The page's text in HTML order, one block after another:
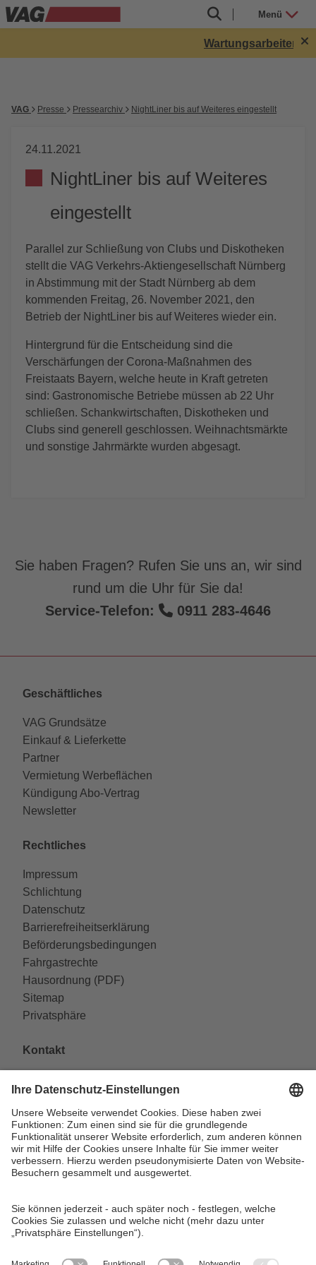
Menü
Wartungsarbeiten
VAG Presse Pressearchiv NightLiner bis auf Weiteres eingestellt
24.11.2021
NightLiner bis auf Weiteres
eingestellt
Parallel zur Schließung von Clubs und Diskotheken
stellt die VAG Verkehrs-Aktiengesellschaft Nürnberg
in Abstimmung mit der Stadt Nürnberg ab dem
kommenden Freitag, 26. November 2021, den
Betrieb der NightLiner bis auf Weiteres wieder ein.
Hintergrund für die Entscheidung sind die
Verschärfungen der Corona-Maßnahmen des
Freistaats Bayern, welche heute in Kraft getreten
sind: Gastronomische Betriebe müssen ab 22 Uhr
schließen. Schankwirtschaften, Diskotheken und
Clubs sind generell geschlossen. Weihnachtsmärkte
und sonstige Jahrmärkte wurden abgesagt.
Sie haben Fragen? Rufen Sie uns an, wir sind
rund um die Uhr für Sie da!
Service-Telefon:
0911 283-4646
Geschäftliches
VAG Grundsätze
Einkauf & Lieferkette
Partner
Vermietung Werbeflächen
Kündigung Abo-Vertrag
Newsletter
Rechtliches
Impressum
Schlichtung
Datenschutz
Barrierefreiheitserklärung
Beförderungsbedingungen
Fahrgastrechte
Hausordnung (PDF)
Sitemap
Privatsphäre
Kontakt
Südliche Fürther Straße 5
90429 Nürnberg
Telefon: 0911 283-4646
Kontaktformulare
FAQ
KundenCenter